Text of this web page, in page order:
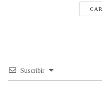
Suscribir